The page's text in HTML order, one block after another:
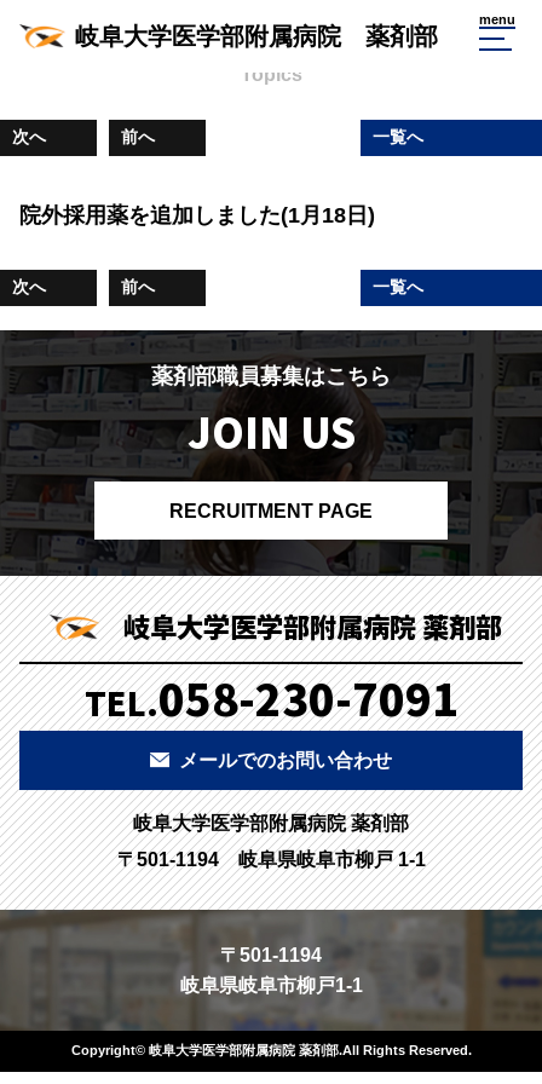
岐阜大学医学部附属病院 薬剤部
menu
Topics
次へ 前へ 一覧へ
院外採用薬を追加しました(1月18日)
次へ 前へ 一覧へ
薬剤部職員募集はこちら
JOIN US
RECRUITMENT PAGE
岐阜大学医学部附属病院 薬剤部
TEL.058-230-7091
メールでのお問い合わせ
岐阜大学医学部附属病院 薬剤部
〒501-1194 岐阜県岐阜市柳戸 1-1
〒501-1194
岐阜県岐阜市柳戸1-1
Copyright© 岐阜大学医学部附属病院 薬剤部.All Rights Reserved.